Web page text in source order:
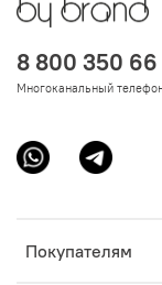
Покупателям
8 800 350 66
Многоканальный